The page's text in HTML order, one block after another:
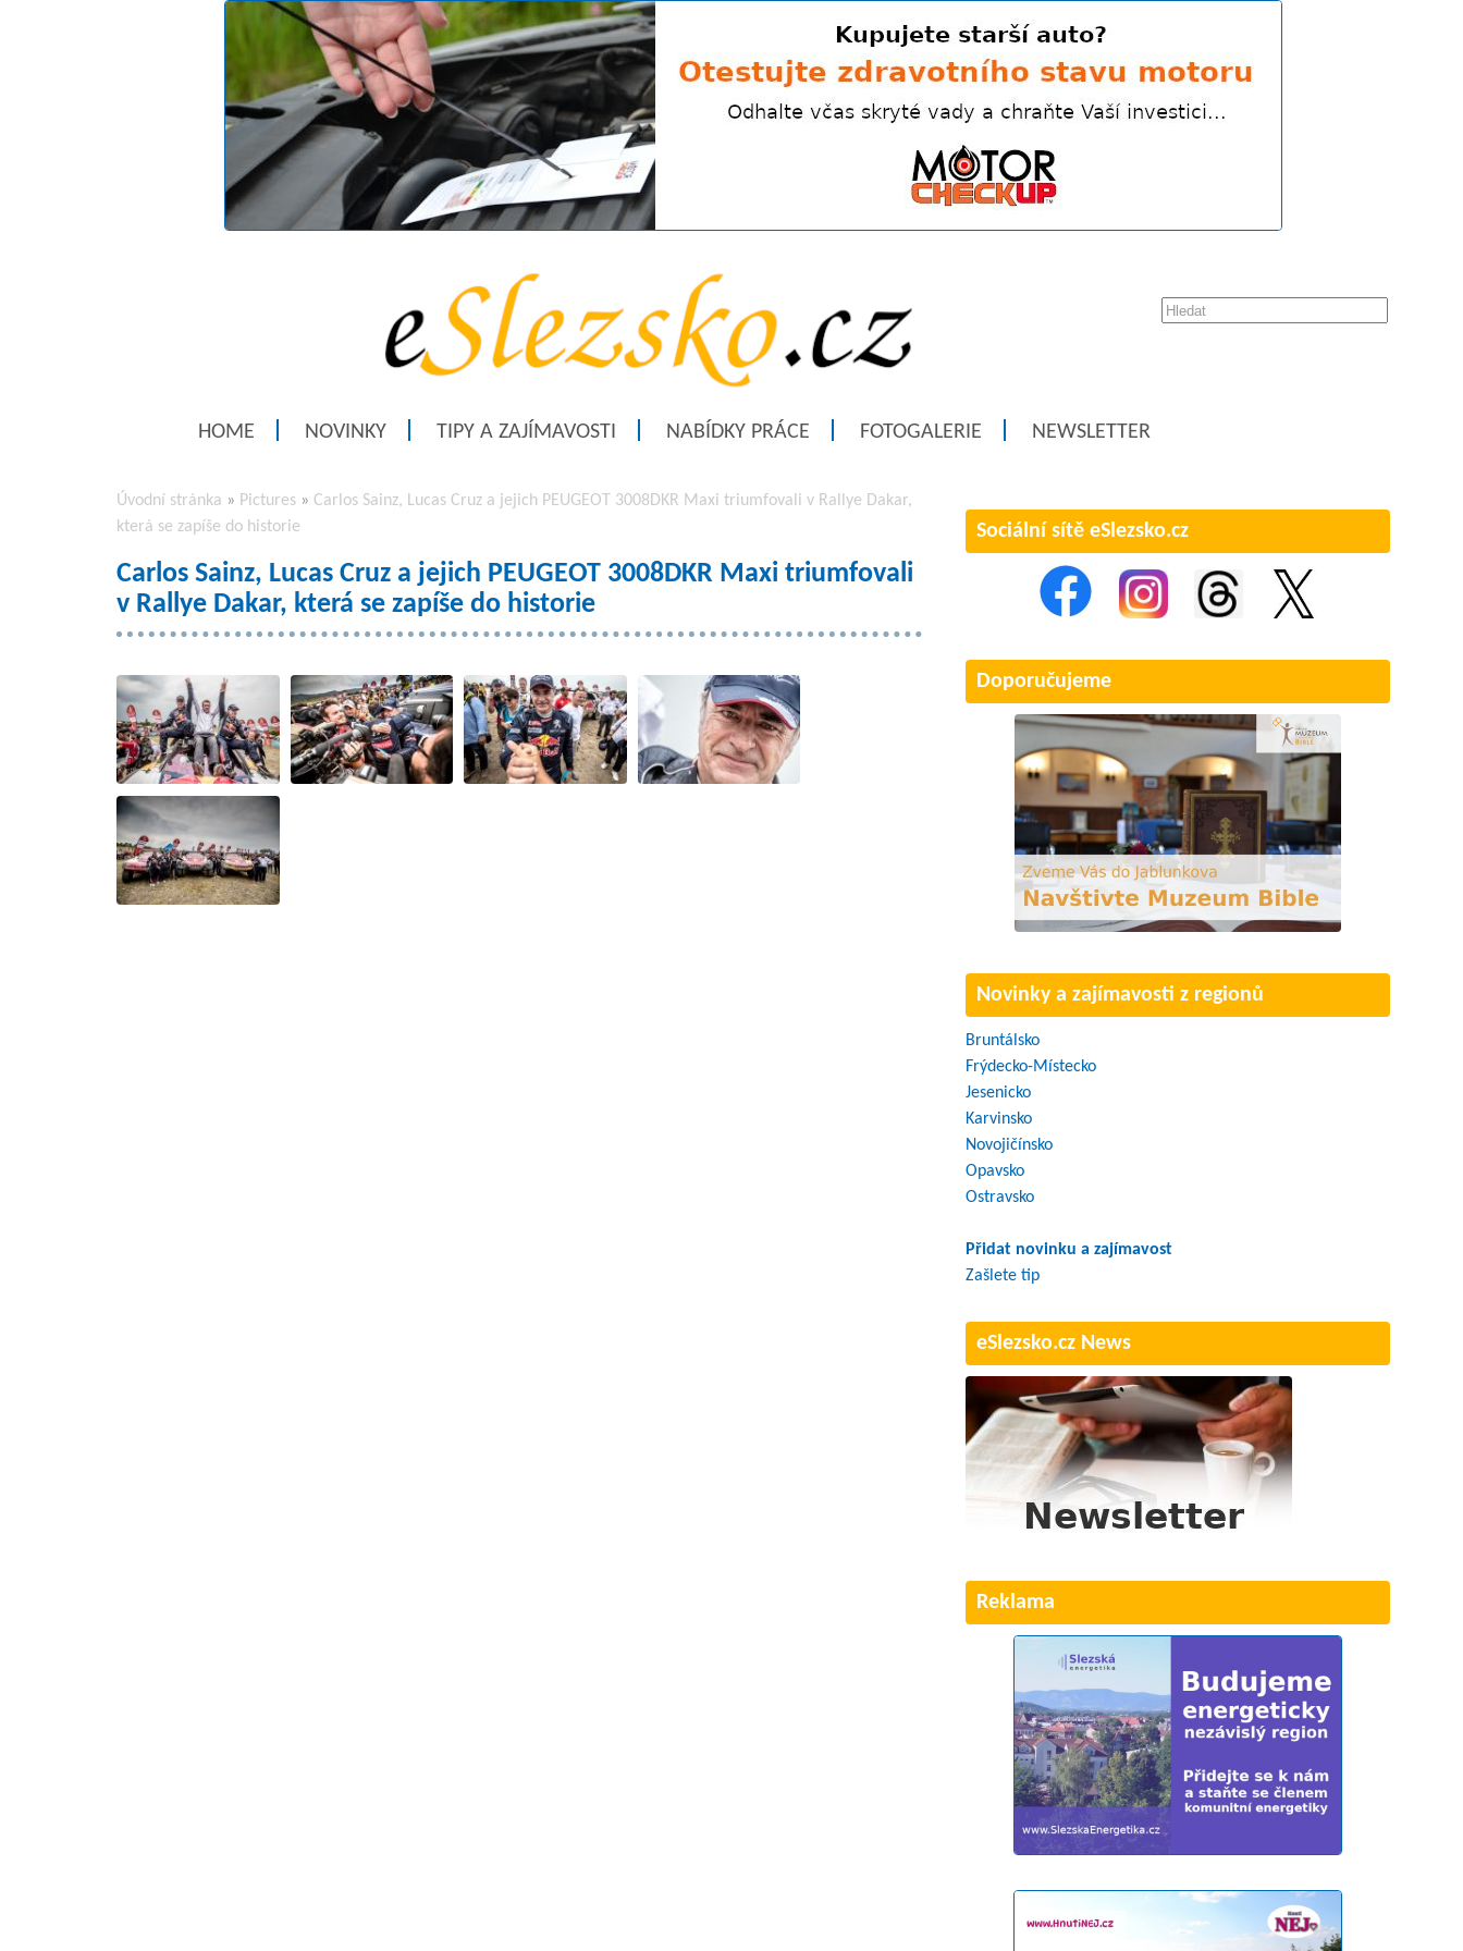
HOME NOVINKY TIPY A ZAJÍMAVOSTI NABÍDKY PRÁCE FOTOGALERIE NEWSLETTER
Úvodní stránka » Pictures » Carlos Sainz, Lucas Cruz a jejich PEUGEOT 3008DKR Maxi triumfovali v Rallye Dakar,
která se zapíše do historie
Carlos Sainz, Lucas Cruz a jejich PEUGEOT 3008DKR Maxi triumfovali
v Rallye Dakar, která se zapíše do historie
Sociální sítě eSlezsko.cz
Doporučujeme
Novinky a zajímavosti z regionů
Bruntálsko
Frýdecko-Místecko
Jesenicko
Karvinsko
Novojičínsko
Opavsko
Ostravsko
Přidat novinku a zajímavost
Zašlete tip
eSlezsko.cz News
Reklama